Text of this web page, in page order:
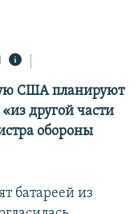
США планируют
другой части
обороны
батареей из